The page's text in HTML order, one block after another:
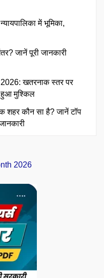
में भूमिका,
जानें पूरी जानकारी
खतरनाक स्तर पर
हुआ मुश्किल
शहर कौन सा है? जानें टॉप